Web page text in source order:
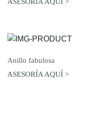
Anillo fabulosa
ASESORÍA AQUÍ >